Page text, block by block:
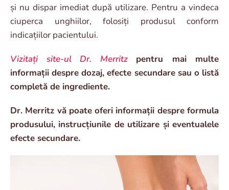
și nu dispar imediat după utilizare. Pentru a vindeca
ciuperca unghiilor, folosiți produsul conform
indicațiilor pacientului.
Vizitați site-ul Dr. Merritz
pentru mai multe
informații despre dozaj, efecte secundare sau o listă
completă de ingrediente.
Dr. Merritz vă poate oferi informații despre formula
produsului, instrucțiunile de utilizare și eventualele
efecte secundare.